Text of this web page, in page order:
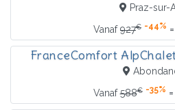
Praz-sur-
Vanaf927€ -44% =
FranceComfort
Vanaf588€ -35% =